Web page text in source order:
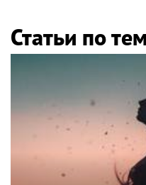
Статьи по